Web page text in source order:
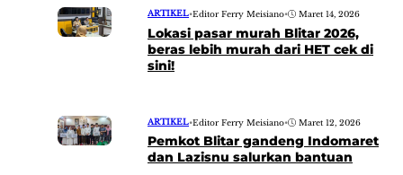
ARTIKEL•Editor Ferry Meisiano• Maret 14, 2026
Lokasi pasar murah Blitar 2026,
beras lebih murah dari HET cek di
sini!
ARTIKEL•Editor Ferry Meisiano• Maret 12, 2026
Pemkot Blitar gandeng Indomaret
dan Lazisnu salurkan bantuan